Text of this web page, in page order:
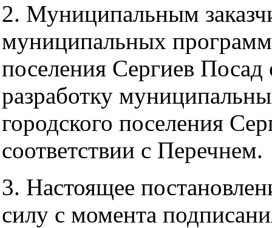
2. Муниципальным
муниципальных программ
поселения Сергиев Посад
разработку
городского поселения
соответствии с Перечнем.
3. Настоящее
силу с момента